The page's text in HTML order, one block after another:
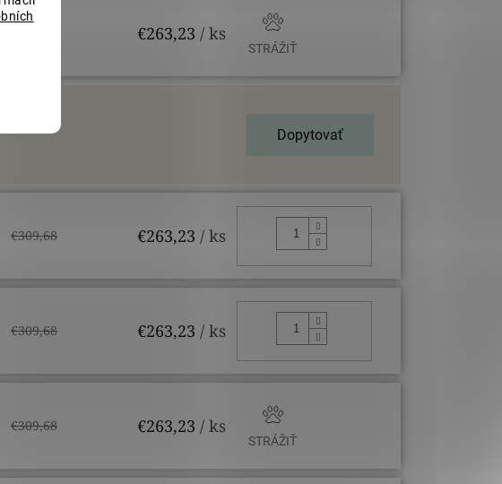
€263,23 / ks
STRÁŽIŤ
Dopytovať
€309,68 €263,23 / ks
€309,68 €263,23 / ks
€309,68 €263,23 / ks
STRÁŽIŤ